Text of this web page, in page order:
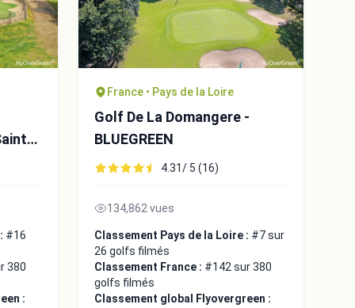
#16
380
:
France • Pays de la Loire
Golf De La Domangere -
BLUEGREEN
4.31/ 5 (16)
134,862 vues
Classement Pays de la Loire : #7 sur
26 golfs filmés
Classement France : #142 sur 380
golfs filmés
Classement global Flyovergreen :